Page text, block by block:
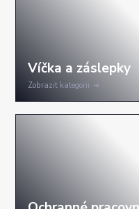
Zobrazit kategorii